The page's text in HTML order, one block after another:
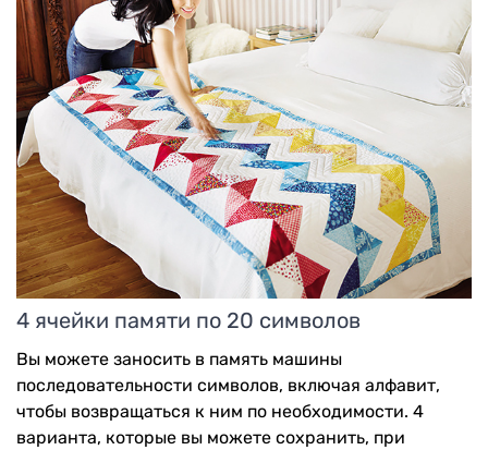
4 ячейки памяти по 20 символов
Вы можете заносить в память машины
последовательности символов, включая алфавит,
чтобы возвращаться к ним по необходимости. 4
варианта, которые вы можете сохранить, при